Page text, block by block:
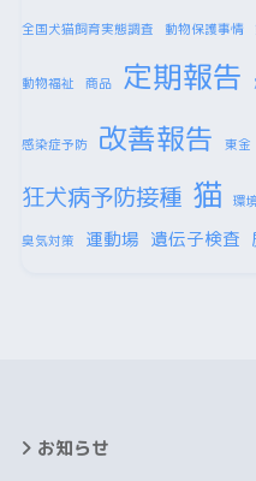
全国犬猫飼育実態調査 動物保護事情
動物福祉 商品 定期報告
感染症予防 改善報告 東金
狂犬病予防接種 猫 環
臭気対策 運動場 遺伝子検査
お知らせ